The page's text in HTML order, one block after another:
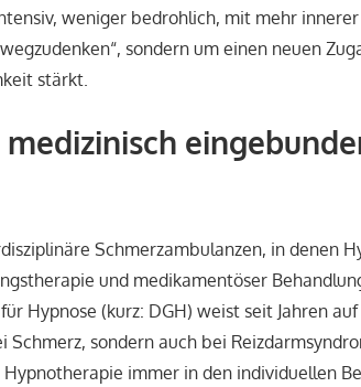
weniger bedrohlich, mit mehr
sondern um einen neuen
stärkt.
Schmerzambulanzen, in denen
und medikamentöser
Hypnose (kurz: DGH) weist seit Jahren
sondern auch bei
immer in den individuellen